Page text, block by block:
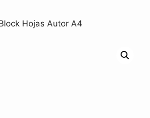
Hojas Autor A4